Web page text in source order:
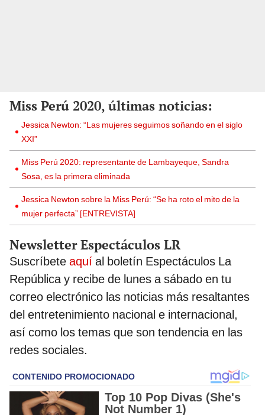
Miss Perú 2020, últimas noticias:
Jessica Newton: “Las mujeres seguimos soñando en el siglo
XXI”
Miss Perú 2020: representante de Lambayeque, Sandra
Sosa, es la primera eliminada
Jessica Newton sobre la Miss Perú: “Se ha roto el mito de la
mujer perfecta” [ENTREVISTA]
Newsletter Espectáculos LR
Suscríbete aquí al boletín Espectáculos La
República y recibe de lunes a sábado en tu
correo electrónico las noticias más resaltantes
del entretenimiento nacional e internacional,
así como los temas que son tendencia en las
redes sociales.